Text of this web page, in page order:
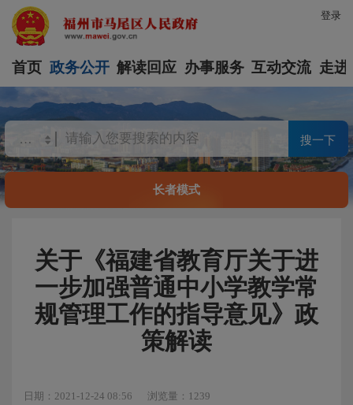
登录
首页 政务公开 解读回应 办事服务 互动交流 走进
搜一下
长者模式
关于《福建省教育厅关于进
一步加强普通中小学教学常
规管理工作的指导意见》政
策解读
日期：2021-12-24 08:56 浏览量：1239